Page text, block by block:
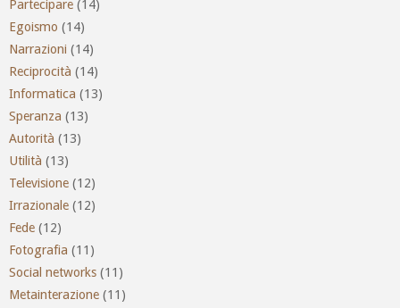
Partecipare (14)
Egoismo (14)
Narrazioni (14)
Reciprocità (14)
Informatica (13)
Speranza (13)
Autorità (13)
Utilità (13)
Televisione (12)
Irrazionale (12)
Fede (12)
Fotografia (11)
Social networks (11)
Metainterazione (11)